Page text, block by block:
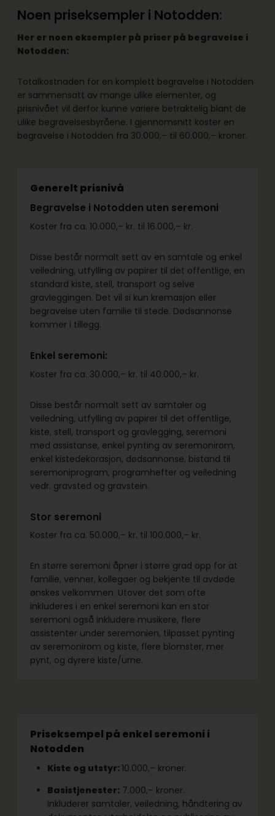
Noen priseksempler i Notodden:
Her er noen eksempler på priser på begravelse i
Notodden:
Totalkostnaden for en komplett begravelse i Notodden
er sammensatt av mange ulike elementer, og
prisnivået vil derfor kunne variere betraktelig blant de
ulike begravelsesbyråene. I gjennomsnitt koster en
begravelse i Notodden fra 30.000,– til 60.000,– kroner.
Generelt prisnivå
Begravelse i Notodden uten seremoni
Koster fra ca. 10.000,– kr. til 16.000,– kr.
Disse består normalt sett av en samtale og enkel
veiledning, utfylling av papirer til det offentlige, en
standard kiste, stell, transport og selve
gravleggingen. Det vil si kun kremasjon eller
begravelse uten familie til stede. Dødsannonse
kommer i tillegg.
Enkel seremoni:
Koster fra ca. 30.000,– kr. til 40.000,– kr.
Disse består normalt sett av samtaler og
veiledning, utfylling av papirer til det offentlige,
kiste, stell, transport og gravlegging, seremoni
med assistanse, enkel pynting av seremonirom,
enkel kistedekorasjon, dødsannonse, bistand til
seremoniprogram, programhefter og veiledning
vedr. gravsted og gravstein.
Stor seremoni
Koster fra ca. 50.000,– kr. til 100.000,– kr.
En større seremoni åpner i større grad opp for at
familie, venner, kollegaer og bekjente til avdøde
ønskes velkommen. Utover det som ofte
inkluderes i en enkel seremoni kan en stor
seremoni også inkludere musikere, flere
assistenter under seremonien, tilpasset pynting
av seremonirom og kiste, flere blomster, mer
pynt, og dyrere kiste/urne.
Priseksempel på enkel seremoni i
Notodden
Kiste og utstyr:10.000,– kroner.
Basistjenester: 7.000,– kroner.
Inkluderer samtaler, veiledning, håndtering av